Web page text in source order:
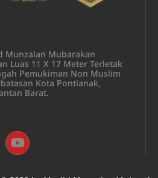
Munzalan Mubarakan
Luas 11 X 17 Meter Terletak
Pemukiman Non Muslim
Kota Pontianak,
Barat.